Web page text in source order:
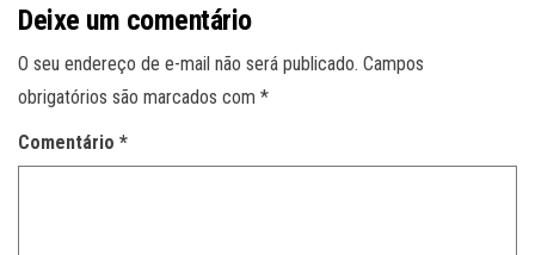
Deixe um comentário
O seu endereço de e-mail não será publicado. Campos
obrigatórios são marcados com *
Comentário *